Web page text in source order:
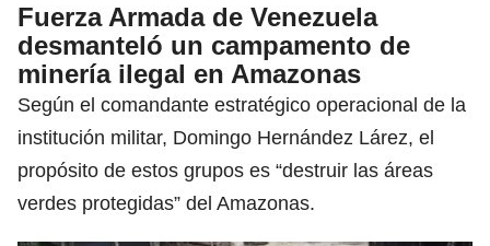
Fuerza Armada de Venezuela
desmanteló un campamento de
minería ilegal en Amazonas
Según el comandante estratégico operacional de la
institución militar, Domingo Hernández Lárez, el
propósito de estos grupos es “destruir las áreas
verdes protegidas” del Amazonas.